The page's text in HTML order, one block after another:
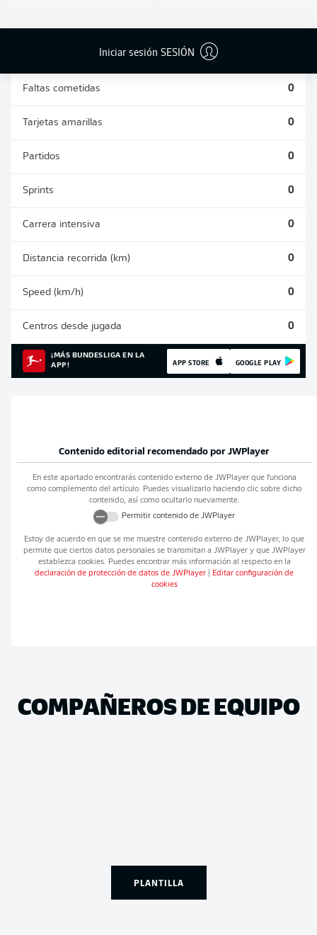
Iniciar sesión SESIÓN
Faltas cometidas 0
Tarjetas amarillas 0
Partidos 0
Sprints 0
Carrera intensiva 0
Distancia recorrida (km) 0
Speed (km/h) 0
Centros desde jugada 0
¡MÁS BUNDESLIGA EN LA
APP!
APP STORE GOOGLE PLAY
Contenido editorial recomendado por JWPlayer
En este apartado encontrarás contenido externo de JWPlayerque funciona
como complemento del artículo. Puedes visualizarlo haciendo clic sobre dicho
contenido, así como ocultarlo nuevamente.
Permitir contenido de JWPlayer
Estoy de acuerdo en que se me muestre contenido externo de JWPlayer, lo que
permite que ciertos datos personales se transmitan a JWPlayery que JWPlayer
establezca cookies. Puedes encontrar más información al respecto en la
declaración de protección de datos de JWPlayer
Editar configuración de
cookies
COMPAÑEROS DE EQUIPO
PLANTILLA